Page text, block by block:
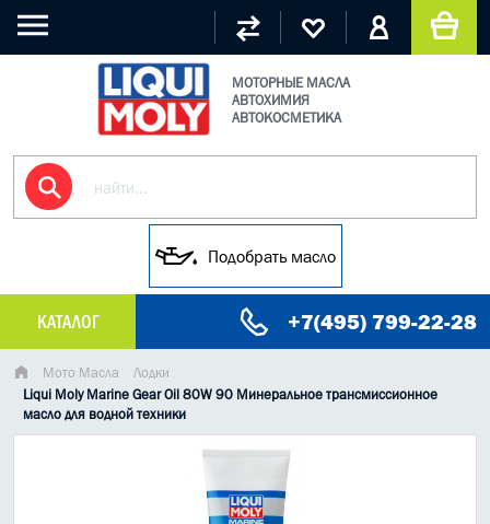
МОТОРНЫЕ МАСЛА
АВТОХИМИЯ
АВТОКОСМЕТИКА
Подобрать масло
КАТАЛОГ +7(495) 799-22-28
МАСЛО МОТОРНОЕ
ГРУЗОВЫЕ МАСЛА
Мото Масла
Лодки
Liqui Moly Marine Gear Oil 80W 90 Минеральное трансмиссионное
масло для водной техники